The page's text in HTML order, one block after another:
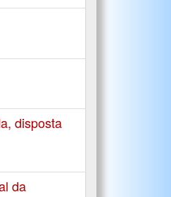
disposta
da